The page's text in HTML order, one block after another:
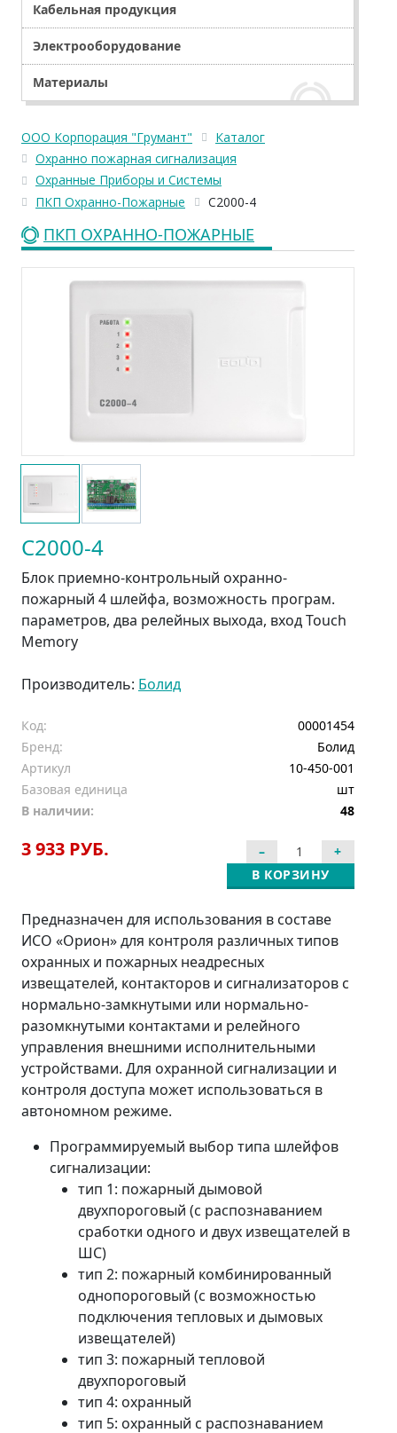
Кабельная продукция
Электрооборудование
Материалы
ООО Корпорация "Грумант"
Каталог
Охранно пожарная сигнализация
Охранные Приборы и Системы
ПКП Охранно-Пожарные
С2000-4
ПКП ОХРАННО-ПОЖАРНЫЕ
С2000-4
Блок приемно-контрольный охранно-
пожарный 4 шлейфа, возможность програм.
параметров, два релейных выхода, вход Touch
Memory
Производитель: Болид
Код:
00001454
Бренд:
Болид
Артикул
10-450-001
Базовая единица
шт
В наличии:
48
3 933 РУБ.
В КОРЗИНУ
Предназначен для использования в составе
ИСО «Орион» для контроля различных типов
охранных и пожарных неадресных
извещателей, контакторов и сигнализаторов с
нормально-замкнутыми или нормально-
разомкнутыми контактами и релейного
управления внешними исполнительными
устройствами. Для охранной сигнализации и
контроля доступа может использоваться в
автономном режиме.
Программируемый выбор типа шлейфов
сигнализации:
тип 1: пожарный дымовой
двухпороговый (с распознаванием
сработки одного и двух извещателей в
ШС)
тип 2: пожарный комбинированный
однопороговый (с возможностью
подключения тепловых и дымовых
извещателей)
тип 3: пожарный тепловой
двухпороговый
тип 4: охранный
тип 5: охранный с распознаванием